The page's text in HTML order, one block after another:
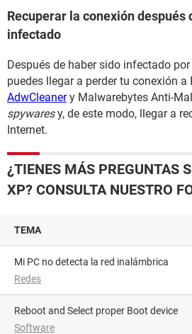
Recuperar la conexión después
infectado
Después de haber sido infectado
puedes llegar a perder tu conexión
AdwCleanery Malwarebytes Anti-
spywaresy, de este modo, llegar a
Internet.
¿TIENES MÁS PREGUNTAS
XP? CONSULTA NUESTRO
TEMA
Mi PC no detecta la red inalámbrica
Redes
Reboot and Select proper Boot device
Software